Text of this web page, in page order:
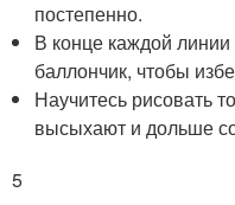
постепенно.
В конце каждой
баллончик, чтобы
Научитесь рисовать
высыхают и дольше
5